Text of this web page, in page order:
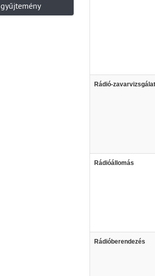
gyűjtemény
Rádió-zavarvizsgálat
Rádióállomás
Rádióberendezés